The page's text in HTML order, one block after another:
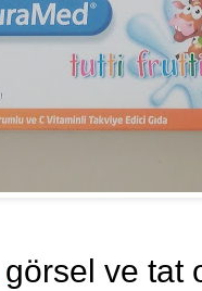
görsel ve tat